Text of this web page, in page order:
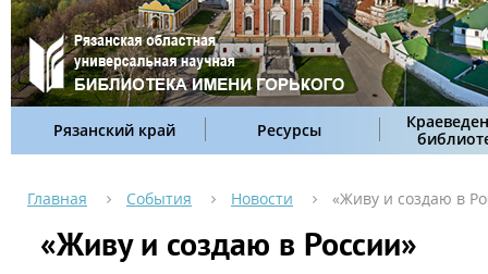
Рязанский край Ресурсы
Главная События Новости «Живу и создаю в
«Живу и создаю в России»